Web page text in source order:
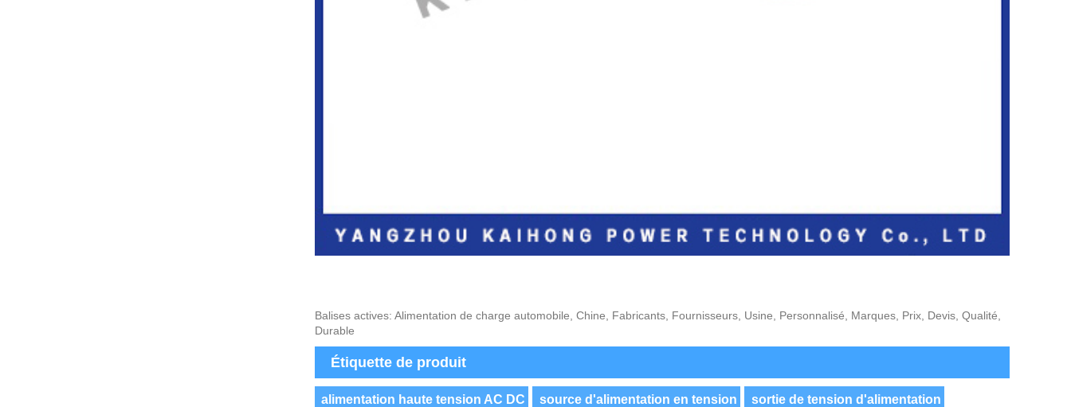
Balises actives: Alimentation de charge automobile, Chine, Fabricants, Fournisseurs, Usine, Personnalisé, Marques, Prix, Devis, Qualité,
Durable
Étiquette de produit
alimentation haute tension AC DC source d'alimentation en tension sortie de tension d'alimentation